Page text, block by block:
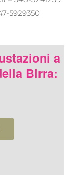
5929350
a
Birra: